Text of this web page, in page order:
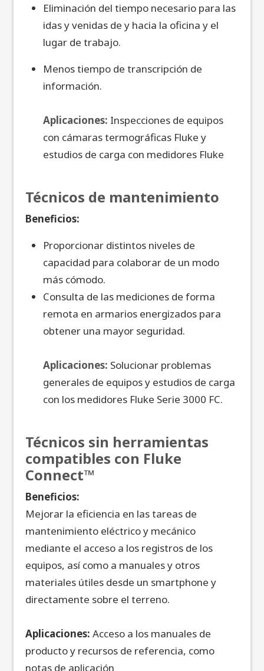
Eliminación del tiempo necesario para las
idas y venidas de y hacia la oficina y el
lugar de trabajo.
Menos tiempo de transcripción de
información.
Aplicaciones: Inspecciones de equipos
con cámaras termográficas Fluke y
estudios de carga con medidores Fluke
Técnicos de mantenimiento
Beneficios:
Proporcionar distintos niveles de
capacidad para colaborar de un modo
más cómodo.
Consulta de las mediciones de forma
remota en armarios energizados para
obtener una mayor seguridad.
Aplicaciones: Solucionar problemas
generales de equipos y estudios de carga
con los medidores Fluke Serie 3000 FC.
Técnicos sin herramientas
compatibles con Fluke
Connect™
Beneficios:
Mejorar la eficiencia en las tareas de
mantenimiento eléctrico y mecánico
mediante el acceso a los registros de los
equipos, así como a manuales y otros
materiales útiles desde un smartphone y
directamente sobre el terreno.
Aplicaciones: Acceso a los manuales de
producto y recursos de referencia, como
notas de aplicación